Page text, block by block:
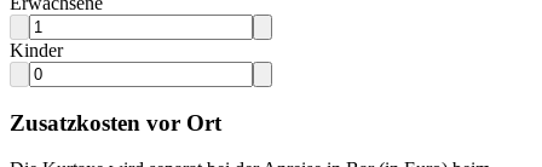
Kinder
Zusatzkosten vor Ort